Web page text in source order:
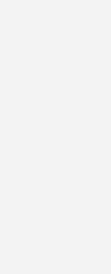
und Flexiwind
bis